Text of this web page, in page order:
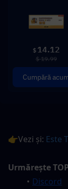
$ 14.12
$ 19.99
Cumpără
👉Vezi și: Este
Urmărește
Discord